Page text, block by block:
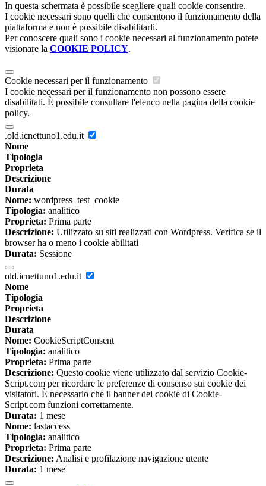
In questa schermata è possibile scegliere quali cookie consentire.
I cookie necessari sono quelli che consentono il funzionamento della
piattaforma e non è possibile disabilitarli.
Per conoscere quali sono i cookie necessari al funzionamento potete
visionare la COOKIE POLICY.
Cookie necessari per il funzionamento
I cookie necessari per il funzionamento non possono essere
disabilitati. È possibile consultare l'elenco nella pagina della cookie
policy.
.old.icnettuno1.edu.it
Nome
Tipologia
Proprieta
Descrizione
Durata
Nome: wordpress_test_cookie
Tipologia: analitico
Proprieta: Prima parte
Descrizione: Utilizzato su siti realizzati con Wordpress. Verifica se il
browser ha o meno i cookie abilitati
Durata: Sessione
old.icnettuno1.edu.it
Nome
Tipologia
Proprieta
Descrizione
Durata
Nome: CookieScriptConsent
Tipologia: analitico
Proprieta: Prima parte
Descrizione: Questo cookie viene utilizzato dal servizio Cookie-
Script.com per ricordare le preferenze di consenso sui cookie dei
visitatori. È necessario che il banner dei cookie di Cookie-
Script.com funzioni correttamente.
Durata: 1 mese
Nome: lastaccess
Tipologia: analitico
Proprieta: Prima parte
Descrizione: Analisi e profilazione navigazione utente
Durata: 1 mese